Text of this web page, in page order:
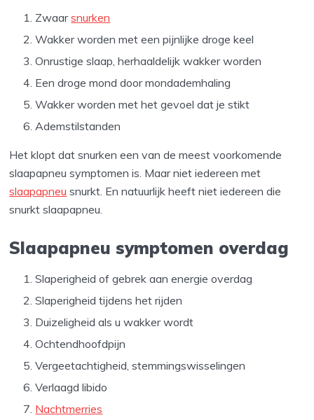
Zwaarsnurken
Wakker worden met een pijnlijke droge keel
Onrustige slaap, herhaaldelijk wakker worden
Een droge mond door mondademhaling
Wakker worden met het gevoel dat je stikt
Ademstilstanden
Het klopt dat snurken een van de meest voorkomende
slaapapneu symptomen is. Maar niet iedereen met
slaapapneu snurkt. En natuurlijk heeft niet iedereen die
snurkt slaapapneu.
Slaapapneu symptomen overdag
Slaperigheid of gebrek aan energie overdag
Slaperigheid tijdens het rijden
Duizeligheid als u wakker wordt
Ochtendhoofdpijn
Vergeetachtigheid, stemmingswisselingen
Verlaagd libido
Nachtmerries